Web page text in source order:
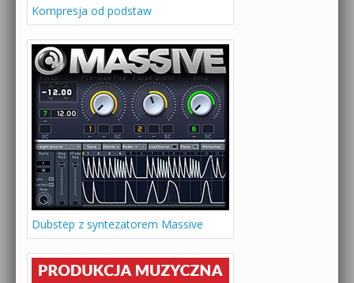
Kompresja od podstaw
Dubstep z syntezatorem Massive